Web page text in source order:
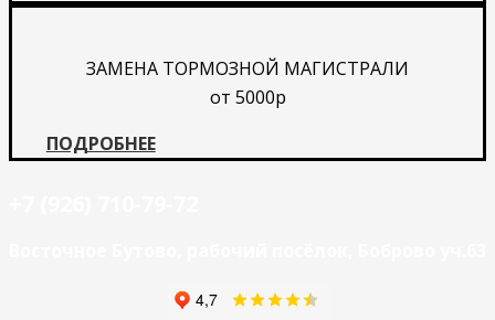
ЗАМЕНА ТОРМОЗНОЙ МАГИСТРАЛИ
от 5000р
ПОДРОБНЕЕ